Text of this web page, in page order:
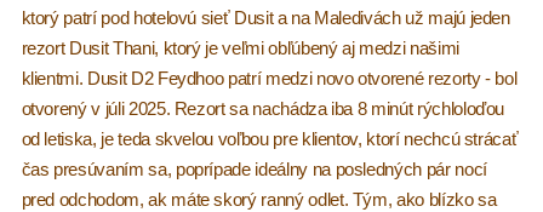
ktorý patrí pod hotelovú sieť Dusit a na Maledivách už majú jeden
rezort Dusit Thani, ktorý je veľmi obľúbený aj medzi našimi
klientmi. Dusit D2 Feydhoo patrí medzi novo otvorené rezorty - bol
otvorený v júli 2025. Rezort sa nachádza iba 8 minút rýchloloďou
od letiska, je teda skvelou voľbou pre klientov, ktorí nechcú strácať
čas presúvaním sa, poprípade ideálny na posledných pár nocí
pred odchodom, ak máte skorý ranný odlet. Tým, ako blízko sa